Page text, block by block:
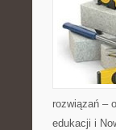
rozwiązań –
edukacji i